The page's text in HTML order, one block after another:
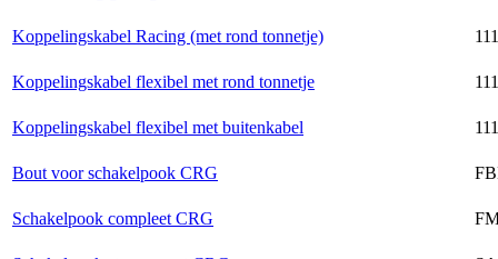
Koppelingskabel Racing (met rond tonnetje)
Koppelingskabel flexibel met rond tonnetje
Koppelingskabel flexibel met buitenkabel
Bout voor schakelpook CRG
Schakelpook compleet CRG